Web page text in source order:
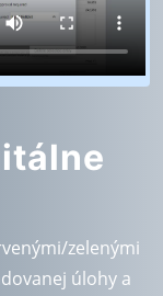
zelenými
úlohy a